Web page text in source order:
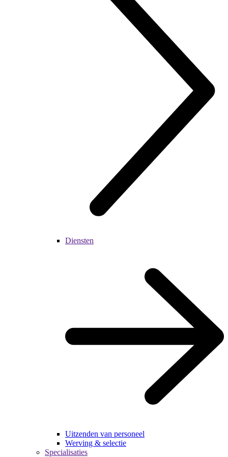
Diensten
Uitzenden van personeel
Werving & selectie
Specialisaties